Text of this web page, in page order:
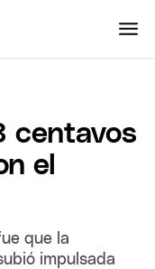
centavos
el
que la
impulsada